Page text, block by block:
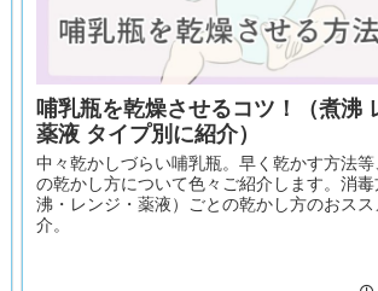
哺乳瓶を乾燥させるコツ！（煮沸
薬液 タイプ別に紹介）
中々乾かしづらい哺乳瓶。早く乾かす方法
の乾かし方について色々ご紹介します。消
沸・レンジ・薬液）ごとの乾かし方のおスス
介。